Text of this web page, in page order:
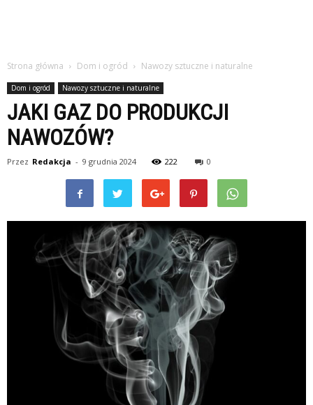
Strona główna Dom i ogród Nawozy sztuczne i naturalne
Dom i ogród Nawozy sztuczne i naturalne
JAKI GAZ DO PRODUKCJI
NAWOZÓW?
Przez Redakcja - 9 grudnia 2024 222 0